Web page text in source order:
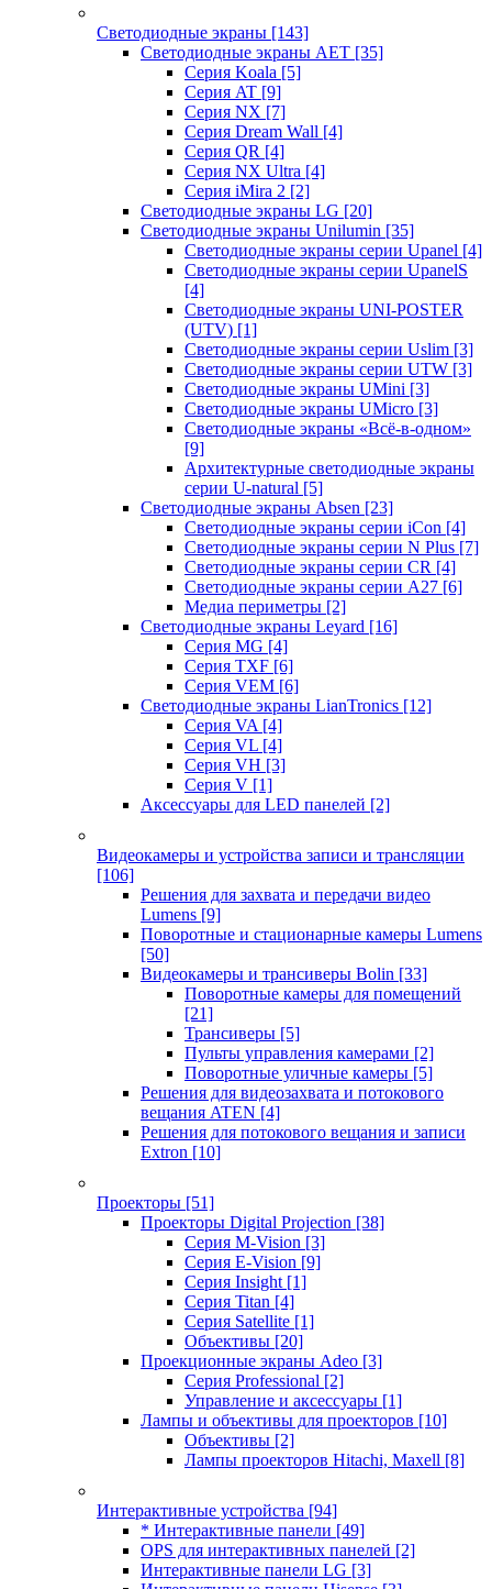
Светодиодные экраны [143]
Светодиодные экраны AET [35]
Cерия Koala [5]
Серия AT [9]
Серия NX [7]
Серия Dream Wall [4]
Серия QR [4]
Серия NX Ultra [4]
Серия iMira 2 [2]
Светодиодные экраны LG [20]
Светодиодные экраны Unilumin [35]
Светодиодные экраны серии Upanel [4]
Светодиодные экраны серии UpanelS
[4]
Светодиодные экраны UNI-POSTER
(UTV) [1]
Светодиодные экраны серии Uslim [3]
Светодиодные экраны серии UTW [3]
Светодиодные экраны UMini [3]
Светодиодные экраны UMicro [3]
Светодиодные экраны «Всё-в-одном»
[9]
Архитектурные светодиодные экраны
серии U-natural [5]
Светодиодные экраны Absen [23]
Светодиодные экраны серии iCon [4]
Светодиодные экраны серии N Plus [7]
Светодиодные экраны серии CR [4]
Светодиодные экраны серии А27 [6]
Медиа периметры [2]
Светодиодные экраны Leyard [16]
Серия MG [4]
Серия TXF [6]
Серия VEM [6]
Светодиодные экраны LianTronics [12]
Серия VA [4]
Серия VL [4]
Серия VH [3]
Серия V [1]
Аксессуары для LED панелей [2]
Видеокамеры и устройства записи и трансляции
[106]
Решения для захвата и передачи видео
Lumens [9]
Поворотные и стационарные камеры Lumens
[50]
Видеокамеры и трансиверы Bolin [33]
Поворотные камеры для помещений
[21]
Трансиверы [5]
Пульты управления камерами [2]
Поворотные уличные камеры [5]
Решения для видеозахвата и потокового
вещания ATEN [4]
Решения для потокового вещания и записи
Extron [10]
Проекторы [51]
Проекторы Digital Projection [38]
Серия M-Vision [3]
Серия E-Vision [9]
Серия Insight [1]
Серия Titan [4]
Серия Satellite [1]
Объективы [20]
Проекционные экраны Adeo [3]
Серия Professional [2]
Управление и аксессуары [1]
Лампы и объективы для проекторов [10]
Объективы [2]
Лампы проекторов Hitachi, Maxell [8]
Интерактивные устройства [94]
* Интерактивные панели [49]
OPS для интерактивных панелей [2]
Интерактивные панели LG [3]